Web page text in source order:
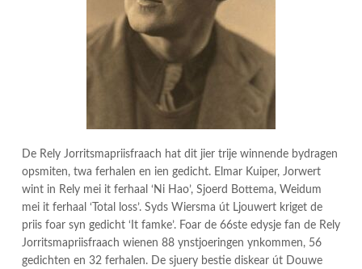
De Rely Jorritsmapriisfraach hat dit jier trije winnende bydragen
opsmiten, twa ferhalen en ien gedicht. Elmar Kuiper, Jorwert
wint in Rely mei it ferhaal ‘Ni Hao’, Sjoerd Bottema, Weidum
mei it ferhaal ‘Total loss’. Syds Wiersma út Ljouwert kriget de
priis foar syn gedicht ‘It famke’. Foar de 66ste edysje fan de Rely
Jorritsmapriisfraach wienen 88 ynstjoeringen ynkommen, 56
gedichten en 32 ferhalen. De sjuery bestie diskear út Douwe